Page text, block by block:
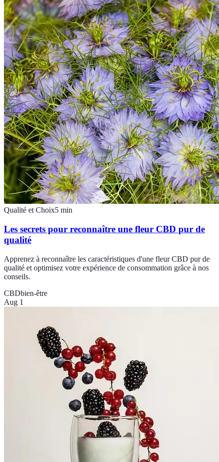
Qualité et Choix5 min
Les secrets pour reconnaître une fleur CBD pur de
qualité
Apprenez à reconnaître les caractéristiques d'une fleur CBD pur de
qualité et optimisez votre expérience de consommation grâce à nos
conseils.
CBDbien-être
Aug 1